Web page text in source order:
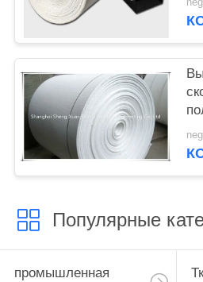
Популярные
промышленная